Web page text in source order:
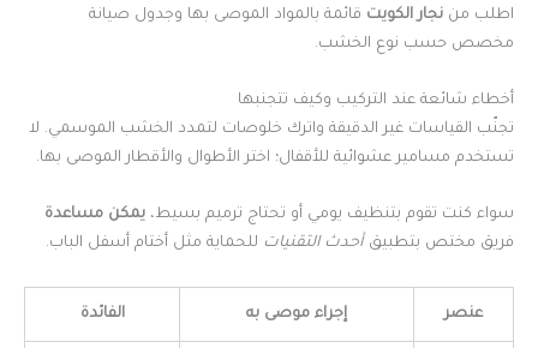
اطلب من نجار الكويت قائمة بالمواد الموصى بها وجدول صيانة
مخصص حسب نوع الخشب.
أخطاء شائعة عند التركيب وكيف تتجنبها
تجنّب القياسات غير الدقيقة واترك خلوصات لتمدد الخشب الموسمي. لا
تستخدم مسامير عشوائية للأقفال؛ اختر الأطوال والأقطار الموصى بها.
سواء كنت تقوم بتنظيف يومي أو تحتاج ترميم بسيط، يمكن مساعدة
فريق مختص بتطبيق أحدث التقنيات للحماية مثل أختام أسفل الباب.
عنصر إجراء موصى به الفائدة